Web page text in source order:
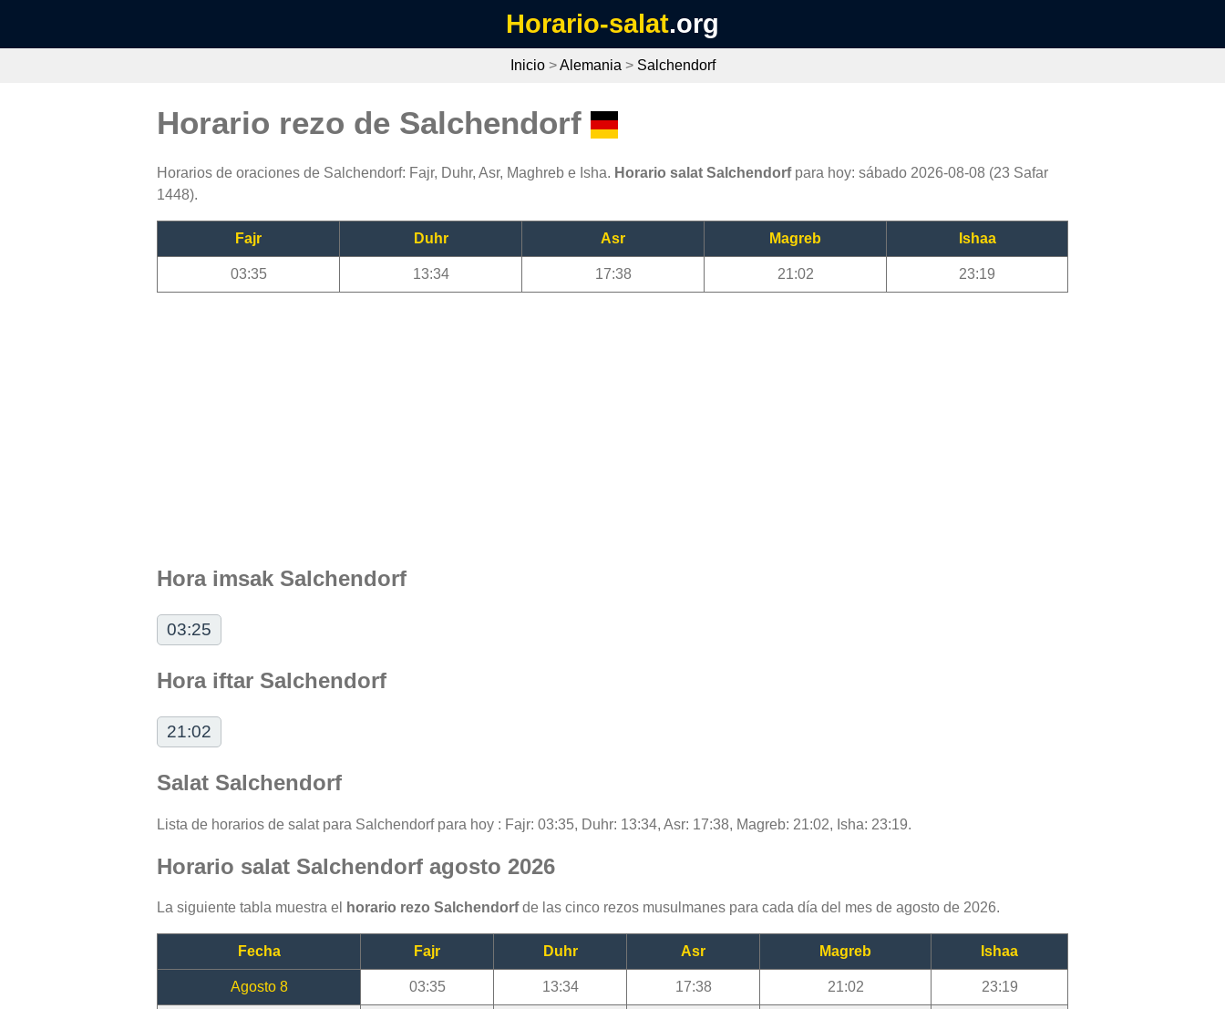
Horario-salat.org
Inicio>Alemania > Salchendorf
Horario rezo de Salchendorf
Horarios de oraciones de Salchendorf: Fajr, Duhr, Asr, Maghreb e Isha. Horario salat Salchendorfpara hoy: sábado 2026-08-08 (23 Safar
1448).
Fajr Duhr Asr Magreb Ishaa
03:35 13:34 17:38 21:02 23:19
Hora imsak Salchendorf
03:25
Hora iftar Salchendorf
21:02
Salat Salchendorf
Lista de horarios de salat para Salchendorf para hoy : Fajr: 03:35, Duhr: 13:34, Asr: 17:38, Magreb: 21:02, Isha: 23:19.
Horario salat Salchendorf agosto 2026
La siguiente tabla muestra el horario rezo Salchendorfde las cinco rezos musulmanes para cada día del mes de agosto de 2026.
Fecha Fajr Duhr Asr Magreb Ishaa
Agosto 8 03:35 13:34 17:38 21:02 23:19